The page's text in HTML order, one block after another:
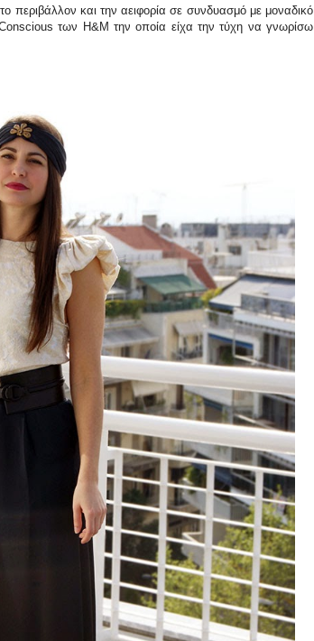
περιβάλλον και την αειφορία σε συνδυασμό με μοναδικό
Conscious των H&M την οποία είχα την τύχη να γνωρίσω